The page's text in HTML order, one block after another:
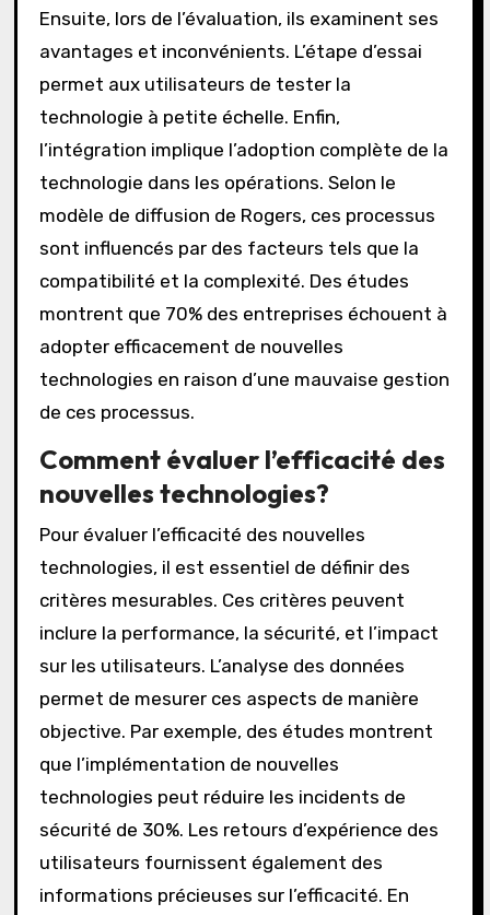
Ensuite, lors de l’évaluation, ils examinent ses
avantages et inconvénients. L’étape d’essai
permet aux utilisateurs de tester la
technologie à petite échelle. Enfin,
l’intégration implique l’adoption complète de la
technologie dans les opérations. Selon le
modèle de diffusion de Rogers, ces processus
sont influencés par des facteurs tels que la
compatibilité et la complexité. Des études
montrent que 70% des entreprises échouent à
adopter efficacement de nouvelles
technologies en raison d’une mauvaise gestion
de ces processus.
Comment évaluer l’efficacité des
nouvelles technologies?
Pour évaluer l’efficacité des nouvelles
technologies, il est essentiel de définir des
critères mesurables. Ces critères peuvent
inclure la performance, la sécurité, et l’impact
sur les utilisateurs. L’analyse des données
permet de mesurer ces aspects de manière
objective. Par exemple, des études montrent
que l’implémentation de nouvelles
technologies peut réduire les incidents de
sécurité de 30%. Les retours d’expérience des
utilisateurs fournissent également des
informations précieuses sur l’efficacité. En